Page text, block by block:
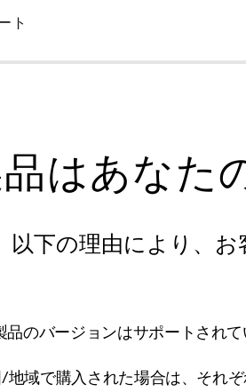
ト
品はあなた
以下の理由により、
品のバージョンはサポートされて
地域で購入された場合は、それ